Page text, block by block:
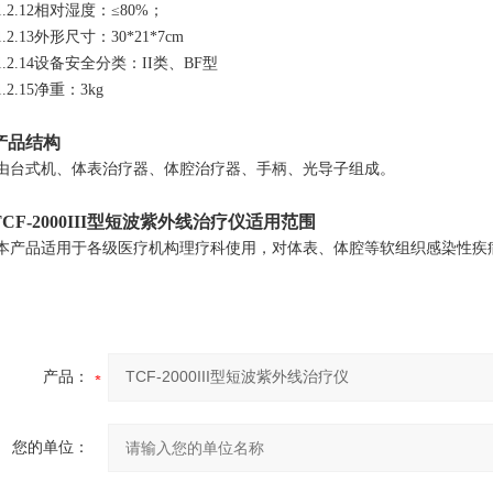
12相对湿度：≤80%；
13外形尺寸：30*21*7cm
14设备安全分类：II类、BF型
15净重：3kg
品结构
台式机、体表治疗器、体腔治疗器、 手柄、 光导子组成。
2000III型短波紫外线治疗仪适用范围
产品适用于各级医疗机构理疗科使用，对体表、体腔等软组织感染性疾
产品：
您的单位：